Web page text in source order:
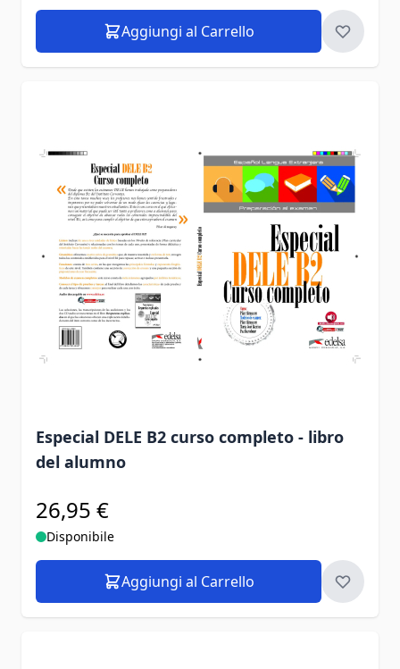
Aggiungi al Carrello
Especial DELE B2 curso completo - libro
del alumno
26,95 €
Disponibile
Aggiungi al Carrello